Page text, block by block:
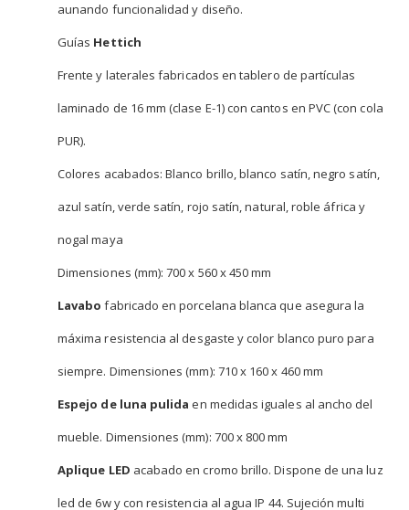
aunando funcionalidad y diseño.
Guías Hettich
Frente y laterales fabricados en tablero de partículas
laminado de 16 mm (clase E-1) con cantos en PVC (con cola
PUR).
Colores acabados: Blanco brillo, blanco satín, negro satín,
azul satín, verde satín, rojo satín, natural, roble áfrica y
nogal maya
Dimensiones (mm): 700 x 560 x 450 mm
Lavabo fabricado en porcelana blanca que asegura la
máxima resistencia al desgaste y color blanco puro para
siempre. Dimensiones (mm): 710 x 160 x 460 mm
Espejo de luna pulida en medidas iguales al ancho del
mueble. Dimensiones (mm): 700 x 800 mm
Aplique LED acabado en cromo brillo. Dispone de una luz
led de 6w y con resistencia al agua IP 44. Sujeción multi